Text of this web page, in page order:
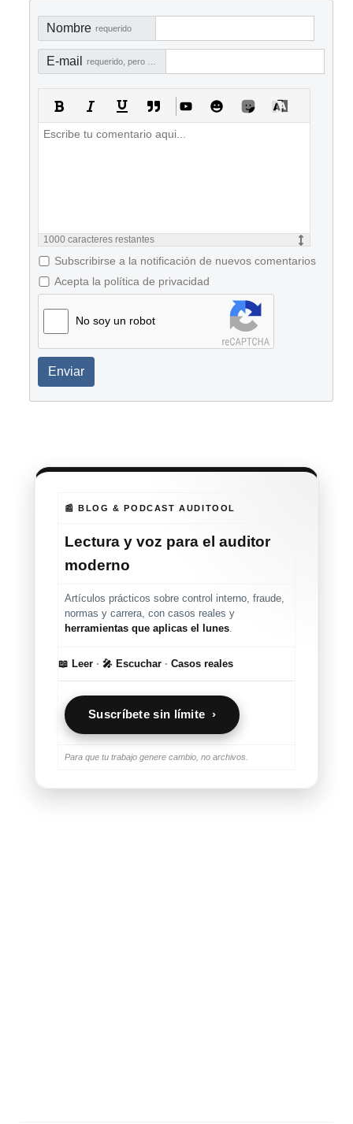
Nombre requerido
E-mail
1000 caracteres restantes
Subscribirse a la notificación de nuevos comentarios
Acepta la política de privacidad
No soy un robot
Enviar
📰 BLOG & PODCAST AUDITOOL
Lectura y voz para el auditor
moderno
Artículos prácticos sobre control interno, fraude,
normas y carrera, con casos reales y
herramientas que aplicas el lunes.
📖 Leer · 🎤 Escuchar · Casos reales
Suscríbete sin límite ›
Para que tu trabajo genere cambio, no archivos.